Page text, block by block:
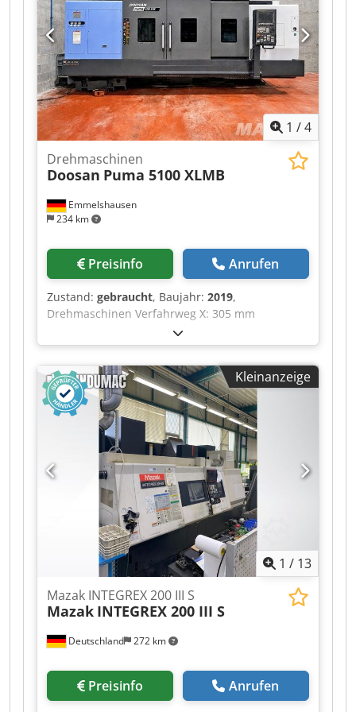
3300 U/min Motorleistung: 30 kW / 40,0 PS
Frässpindel: B-Achsen-Verfahrweg: 225°
Magazinkapazität: 20 Max. Drehzahl: 12000
U/min Motorleistung: 19 kW / 25 PS
Vorschubachsen: Verfahrweg: X = 630 mm Y =
230 mm Credpfxjztb D Us Aiyjf Z = 1585 mm
Vollständig integrierte Z-Achse für Haupt- und
Nebenspindel
1 /4
Emmelshausen
234 km
Drehmaschinen
Doosan Puma 5100 XLMB
Preisinfo Anrufen
Zustand: gebraucht, Baujahr: 2019,
Drehmaschinen Verfahrweg X: 305 mm
Verfahrweg Y: 105 mm Verfahrweg Z: 0 mm
Drehlänge: 1050 mm max. Umlaufdurchmesser:
900 mm max. Drehdurchmesser: 650 mm
Spindelbohrung: 117 mm Antriebsleistung: 30
kW max. Drehmoment: 1750 NM Csdpfxoztbu Tj
Aiyorf Drehzahlbereich bis: 2800 U/min
Steuerung: Fanuc 31i angetriebene Spindeln
Angetriebene Werkzeuge: 12 Steuerung Fanuc
Späneförderer Y-Achse C-Achse BMT75-Revolver
Reitstock Hydraulikfutter
Kleinanzeige
1 / 13
Deutschland 272 km
Mazak INTEGREX 200 III S
Mazak INTEGREX 200 III S
Preisinfo Anrufen